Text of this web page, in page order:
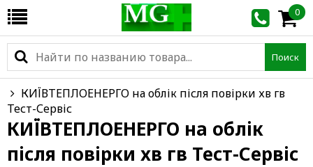
0
Поиск
КИЇВТЕПЛОЕНЕРГО на облік після повірки хв гв
Тест-Сервіс
КИЇВТЕПЛОЕНЕРГО на облік
після повірки хв гв Тест-Сервіс